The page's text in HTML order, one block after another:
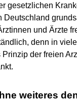
gesetzlichen
Deutschland
und Ärzte
denn in
Prinzip der freien
weiteres